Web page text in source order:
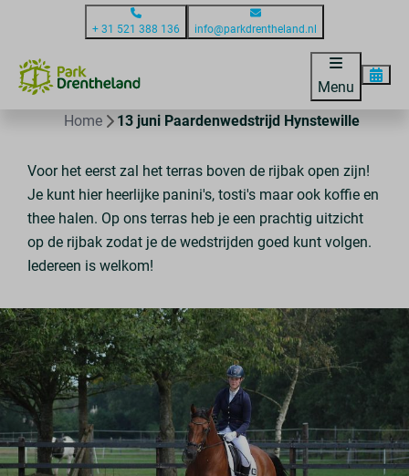
+ 31 521 388 136 info@parkdrentheland.nl
Menu
Home
13 juni Paardenwedstrijd Hynstewille
Voor het eerst zal het terras boven de rijbak open zijn!
Je kunt hier heerlijke panini's, tosti's maar ook koffie en
thee halen. Op ons terras heb je een prachtig uitzicht
op de rijbak zodat je de wedstrijden goed kunt volgen.
Iedereen is welkom!